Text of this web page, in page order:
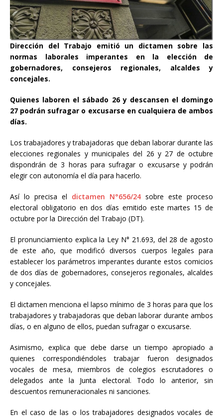
Dirección del Trabajo emitió un dictamen sobre las
normas laborales imperantes en la elección de
gobernadores, consejeros regionales, alcaldes y
concejales.
Quienes laboren el sábado 26 y descansen el domingo
27 podrán sufragar o excusarse en cualquiera de ambos
días.
Los trabajadores y trabajadoras que deban laborar durante las
elecciones regionales y municipales del 26 y 27 de octubre
dispondrán de 3 horas para sufragar o excusarse y podrán
elegir con autonomía el día para hacerlo.
Así lo precisa el dictamen N°656/24 sobre este proceso
electoral obligatorio en dos días emitido este martes 15 de
octubre por la Dirección del Trabajo (DT).
El pronunciamiento explica la Ley N° 21.693, del 28 de agosto
de este año, que modificó diversos cuerpos legales para
establecer los parámetros imperantes durante estos comicios
de dos días de gobernadores, consejeros regionales, alcaldes
y concejales.
El dictamen menciona el lapso mínimo de 3 horas para que los
trabajadores y trabajadoras que deban laborar durante ambos
días, o en alguno de ellos, puedan sufragar o excusarse.
Asimismo, explica que debe darse un tiempo apropiado a
quienes correspondiéndoles trabajar fueron designados
vocales de mesa, miembros de colegios escrutadores o
delegados ante la Junta electoral. Todo lo anterior, sin
descuentos remuneracionales ni sanciones.
En el caso de las o los trabajadores designados vocales de